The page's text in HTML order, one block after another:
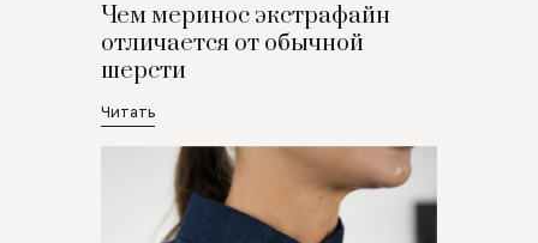
Чем меринос экстрафайн
отличается от обычной
шерсти
Читать